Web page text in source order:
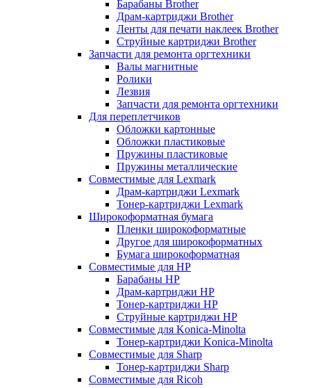
Барабаны Brother
Драм-картриджи Brother
Ленты для печати наклеек Brother
Струйные картриджи Brother
Запчасти для ремонта оргтехники
Валы магнитные
Ролики
Лезвия
Запчасти для ремонта оргтехники
Для переплетчиков
Обложки картонные
Обложки пластиковые
Пружины пластиковые
Пружины металлические
Совместимые для Lexmark
Драм-картриджи Lexmark
Тонер-картриджи Lexmark
Широкоформатная бумага
Пленки широкоформатные
Другое для широкоформатных
Бумага широкоформатная
Совместимые для HP
Барабаны HP
Драм-картриджи HP
Тонер-картриджи HP
Струйные картриджи HP
Совместимые для Konica-Minolta
Тонер-картриджи Konica-Minolta
Совместимые для Sharp
Тонер-картриджи Sharp
Совместимые для Ricoh